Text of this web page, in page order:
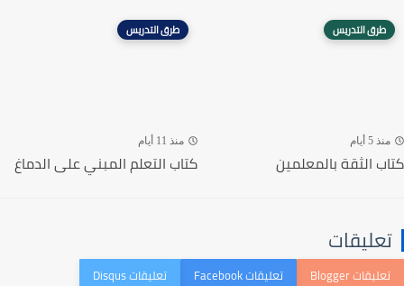
طرق التدريس
منذ 5 أيام
كتاب الثقة بالمعلمين
طرق التدريس
منذ 11 أيام
كتاب التعلم المبني على الدماغ
تعليقات